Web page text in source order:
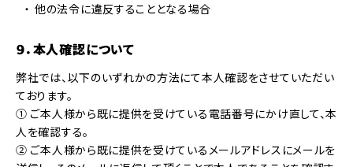
他の法令に違反することとなる場合
９．本人確認について
弊社では、以下のいずれかの方法にて本人確認をさせていただい
ております。
① ご本人様から既に提供を受けている電話番号にかけ直して、本
人を確認する。
② ご本人様から既に提供を受けているメールアドレスにメールを